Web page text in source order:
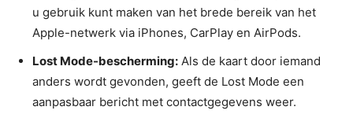
u gebruik kunt maken van het brede bereik van het
Apple-netwerk via iPhones, CarPlay en AirPods.
Lost Mode-bescherming: Als de kaart door iemand
anders wordt gevonden, geeft de Lost Mode een
aanpasbaar bericht met contactgegevens weer.